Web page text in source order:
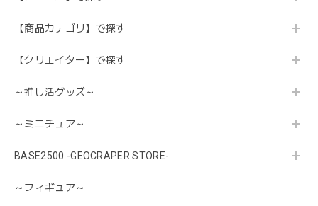
【商品カテゴリ】で探す
【クリエイター】で探す
～推し活グッズ～
～ミニチュア～
BASE2500 -GEOCRAPER STORE-
～フィギュア～